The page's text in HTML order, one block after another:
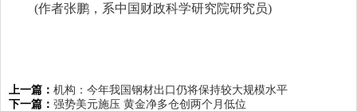
(作者张鹏，系中国财政科学研究院研究员)
上一篇： 机构：今年我国钢材出口仍将保持较大规模水平
下一篇： 强势美元施压 黄金净多仓创两个月低位